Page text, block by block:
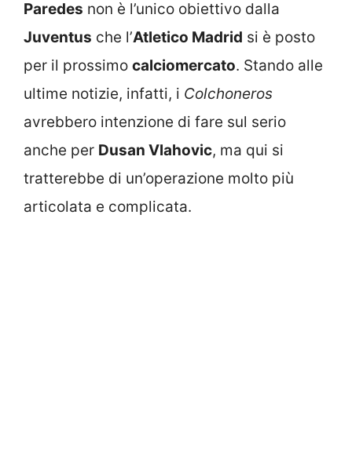
Paredes non è l’unico obiettivo dalla
Juventus che l’Atletico Madrid si è posto
per il prossimo calciomercato. Stando alle
ultime notizie, infatti, i Colchoneros
avrebbero intenzione di fare sul serio
anche per Dusan Vlahovic, ma qui si
tratterebbe di un’operazione molto più
articolata e complicata.